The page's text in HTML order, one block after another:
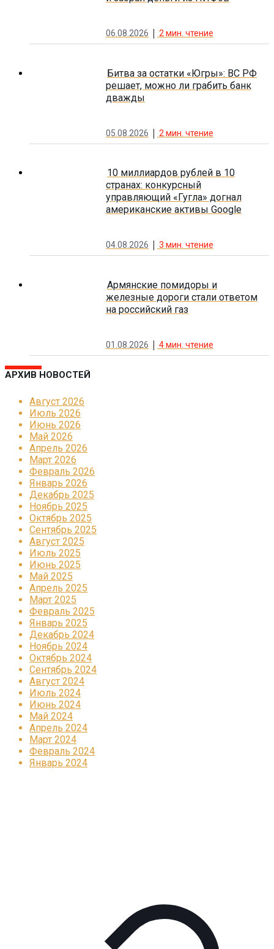
06.08.2026 2мин. чтение
Битва за остатки «Югры»: ВС РФ
решает, можно ли грабить банк
дважды
05.08.2026 2 мин. чтение
10 миллиардов рублей в 10
странах: конкурсный
управляющий «Гугла» догнал
американские активы Google
04.08.2026 3 мин. чтение
Армянские помидоры и
железные дороги стали ответом
на российский газ
01.08.2026 4мин. чтение
АРХИВ НОВОСТЕЙ
Август 2026
Июль 2026
Июнь 2026
Май 2026
Апрель 2026
Март 2026
Февраль 2026
Январь 2026
Декабрь 2025
Ноябрь 2025
Октябрь 2025
Сентябрь 2025
Август 2025
Июль 2025
Июнь 2025
Май 2025
Апрель 2025
Март 2025
Февраль 2025
Январь 2025
Декабрь 2024
Ноябрь 2024
Октябрь 2024
Сентябрь 2024
Август 2024
Июль 2024
Июнь 2024
Май 2024
Апрель 2024
Март 2024
Февраль 2024
Январь 2024